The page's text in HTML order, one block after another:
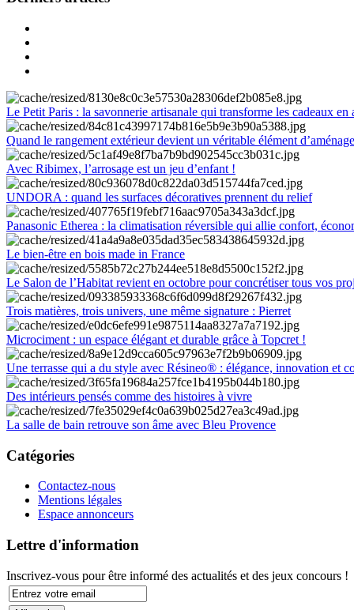
Le Petit Paris : la savonnerie artisanale qui transforme les cadeaux en
Quand le rangement extérieur devient un véritable élément
Avec Ribimex, l’arrosage est un jeu d’enfant !
UNDORA : quand les surfaces décoratives prennent du relief
Panasonic Etherea : la climatisation réversible qui allie confort,
Le bien-être en bois made in France
Le Salon de l’Habitat revient en octobre pour concrétiser tous vos
Trois matières, trois univers, une même signature : Pierret
Microciment : un espace élégant et durable grâce à Topcret !
Une terrasse qui a du style avec Résineo® : élégance, innovation et
Des intérieurs pensés comme des histoires à vivre
La salle de bain retrouve son âme avec Bleu Provence
Catégories
Contactez-nous
Mentions légales
Espace annonceurs
Lettre d'information
Inscrivez-vous pour être informé des actualités et des jeux concours !